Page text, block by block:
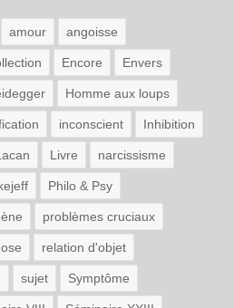
amour angoisse
Encore Envers
Homme aux loups
inconscient Inhibition
Livre narcissisme
Philo & Psy
problèmes cruciaux
relation d'objet
sujet Symptôme